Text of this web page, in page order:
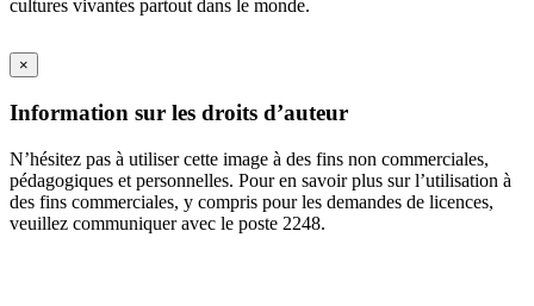
cultures vivantes partout dans le monde.
×
Information sur les droits d’auteur
N’hésitez pas à utiliser cette image à des fins non commerciales,
pédagogiques et personnelles. Pour en savoir plus sur l’utilisation à
des fins commerciales, y compris pour les demandes de licences,
veuillez communiquer avec le poste 2248.